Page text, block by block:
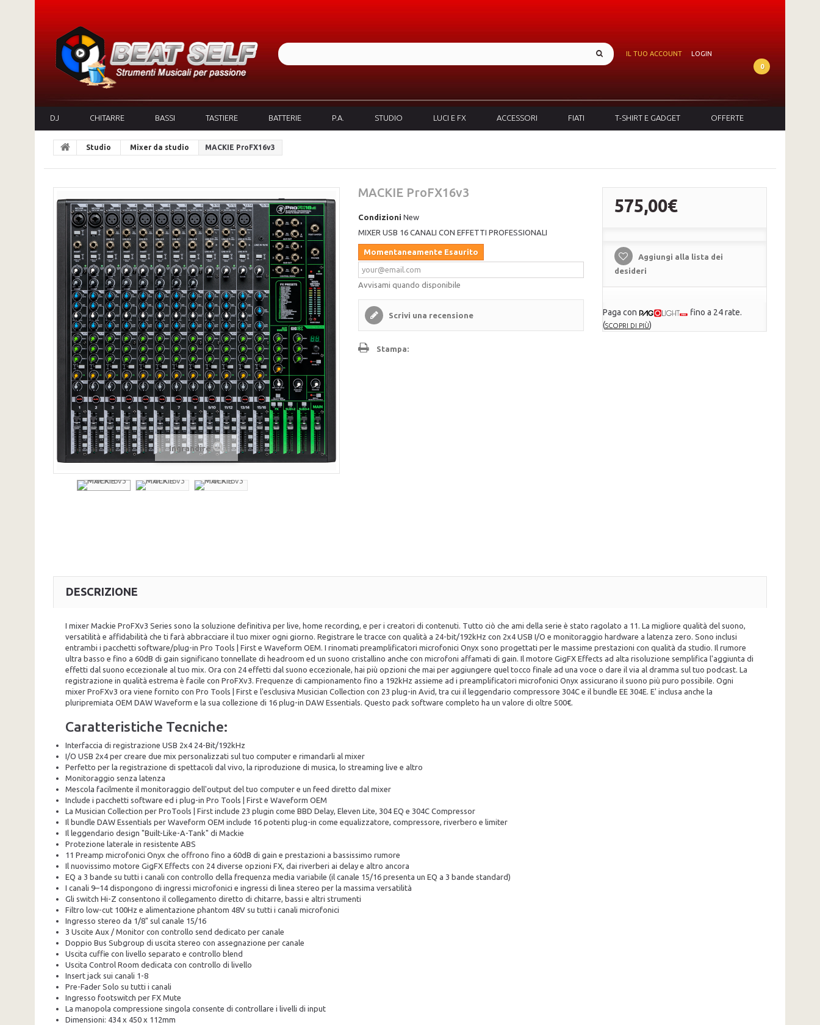
IL TUO ACCOUNT
LOGIN
0
DJ CHITARRE BASSI TASTIERE BATTERIE P.A. STUDIO LUCI E FX ACCESSORI FIATI T-SHIRT E GADGET OFFERTE
Studio Mixer da studio MACKIE ProFX16v3
Ingrandire
MACKIE ProFX16v3
Condizioni New
MIXER USB 16 CANALI CON EFFETTI PROFESSIONALI
Momentaneamente Esaurito
Avvisami quando disponibile
Scrivi una recensione
Stampa:
575,00€
Aggiungi alla lista dei
desideri
Paga con
fino a 24 rate.
(SCOPRI DI PIÙ)
DESCRIZIONE
I mixer Mackie ProFXv3 Series sono la soluzione definitiva per live, home recording, e per i creatori di contenuti. Tutto ciò che ami della serie è stato ragolato a 11. La migliore qualità del suono,
versatilità e affidabilità che ti farà abbracciare il tuo mixer ogni giorno. Registrare le tracce con qualità a 24-bit/192kHz con 2x4 USB I/O e monitoraggio hardware a latenza zero. Sono inclusi
entrambi i pacchetti software/plug-in Pro Tools | First e Waveform OEM. I rinomati preamplificatori microfonici Onyx sono progettati per le massime prestazioni con qualità da studio. Il rumore
ultra basso e fino a 60dB di gain significano tonnellate di headroom ed un suono cristallino anche con microfoni affamati di gain. Il motore GigFX Effects ad alta risoluzione semplifica l'aggiunta di
effetti dal suono eccezionale al tuo mix. Ora con 24 effetti dal suono eccezionale, hai più opzioni che mai per aggiungere quel tocco finale ad una voce o dare il via al dramma sul tuo podcast. La
registrazione in qualità estrema è facile con ProFXv3. Frequenze di campionamento fino a 192kHz assieme ad i preamplificatori microfonici Onyx assicurano il suono più puro possibile. Ogni
mixer ProFXv3 ora viene fornito con Pro Tools | First e l'esclusiva Musician Collection con 23 plug-in Avid, tra cui il leggendario compressore 304C e il bundle EE 304E. E' inclusa anche la
pluripremiata OEM DAW Waveform e la sua collezione di 16 plug-in DAW Essentials. Questo pack software completo ha un valore di oltre 500€.
Caratteristiche Tecniche:
Interfaccia di registrazione USB 2x4 24-Bit/192kHz
I/O USB 2x4 per creare due mix personalizzati sul tuo computer e rimandarli al mixer
Perfetto per la registrazione di spettacoli dal vivo, la riproduzione di musica, lo streaming live e altro
Monitoraggio senza latenza
Mescola facilmente il monitoraggio dell'output del tuo computer e un feed diretto dal mixer
Include i pacchetti software ed i plug-in Pro Tools | First e Waveform OEM
La Musician Collection per ProTools | First include 23 plugin come BBD Delay, Eleven Lite, 304 EQ e 304C Compressor
Il bundle DAW Essentials per Waveform OEM include 16 potenti plug-in come equalizzatore, compressore, riverbero e limiter
Il leggendario design "Built-Like-A-Tank" di Mackie
Protezione laterale in resistente ABS
11 Preamp microfonici Onyx che offrono fino a 60dB di gain e prestazioni a bassissimo rumore
Il nuovissimo motore GigFX Effects con 24 diverse opzioni FX, dai riverberi ai delay e altro ancora
EQ a 3 bande su tutti i canali con controllo della frequenza media variabile (il canale 15/16 presenta un EQ a 3 bande standard)
I canali 9–14 dispongono di ingressi microfonici e ingressi di linea stereo per la massima versatilità
Gli switch Hi-Z consentono il collegamento diretto di chitarre, bassi e altri strumenti
Filtro low-cut 100Hz e alimentazione phantom 48V su tutti i canali microfonici
Ingresso stereo da 1/8" sul canale 15/16
3 Uscite Aux / Monitor con controllo send dedicato per canale
Doppio Bus Subgroup di uscita stereo con assegnazione per canale
Uscita cuffie con livello separato e controllo blend
Uscita Control Room dedicata con controllo di livello
Insert jack sui canali 1-8
Pre-Fader Solo su tutti i canali
Ingresso footswitch per FX Mute
La manopola compressione singola consente di controllare i livelli di input
Dimensioni: 434 x 450 x 112mm